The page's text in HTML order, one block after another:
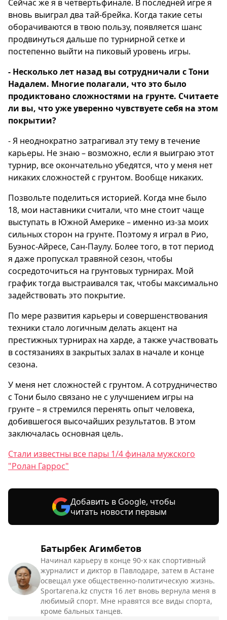
Батырбек Агимбетов
Начинал карьеру в конце 90-х как спортивный
журналист и диктор в Павлодаре, затем в Астане
освещал уже общественно-политическую жизнь.
Sportarena.kz спустя 16 лет вновь вернула меня в
любимый спорт. Мне нравятся все виды спорта,
кроме бальных танцев.
Сейчас же я в четвертьфинале. В последней игре я
вновь выиграл два тай-брейка. Когда такие сеты
оборачиваются в твою пользу, появляется шанс
продвинуться дальше по турнирной сетке и
постепенно выйти на пиковый уровень игры.
- Несколько лет назад вы сотрудничали с Тони
Надалем. Многие полагали, что это было
продиктовано сложностями на грунте. Считаете
ли вы, что уже уверенно чувствуете себя на этом
покрытии?
- Я неоднократно затрагивал эту тему в течение
карьеры. Не знаю – возможно, если я выиграю этот
турнир, все окончательно убедятся, что у меня нет
никаких сложностей с грунтом. Вообще никаких.
Позвольте поделиться историей. Когда мне было
18, мои наставники считали, что мне стоит чаще
выступать в Южной Америке – именно из‑за моих
сильных сторон на грунте. Поэтому я играл в Рио,
Буэнос-Айресе, Сан‑Паулу. Более того, в тот период
я даже пропускал травяной сезон, чтобы
сосредоточиться на грунтовых турнирах. Мой
график тогда выстраивался так, чтобы максимально
задействовать это покрытие.
По мере развития карьеры и совершенствования
техники стало логичным делать акцент на
престижных турнирах на харде, а также участвовать
в состязаниях в закрытых залах в начале и конце
сезона.
У меня нет сложностей с грунтом. А сотрудничество
с Тони было связано не с улучшением игры на
грунте – я стремился перенять опыт человека,
добившегося высочайших результатов. В этом
заключалась основная цель.
Стали известны все пары 1/4 финала мужского
"Ролан Гаррос"
Добавить в Google, чтобы
читать новости первым